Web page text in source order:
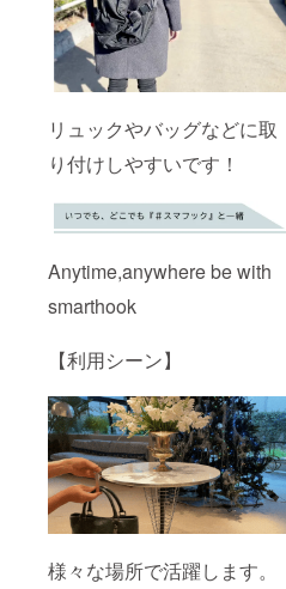
リュックやバッグなどに取
り付けしやすいです！
Anytime,anywhere be with
smarthook
【利用シーン】
様々な場所で活躍します。